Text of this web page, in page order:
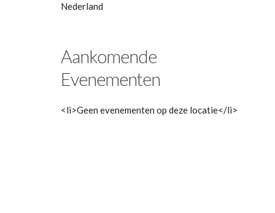
Nederland
Aankomende
Evenementen
<li>Geen evenementen op deze locatie</li>